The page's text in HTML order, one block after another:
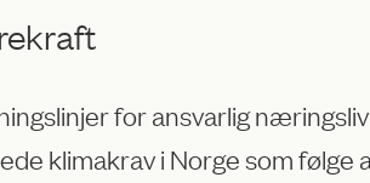
for ansvarlig næringsliv
klimakrav i Norge som følge